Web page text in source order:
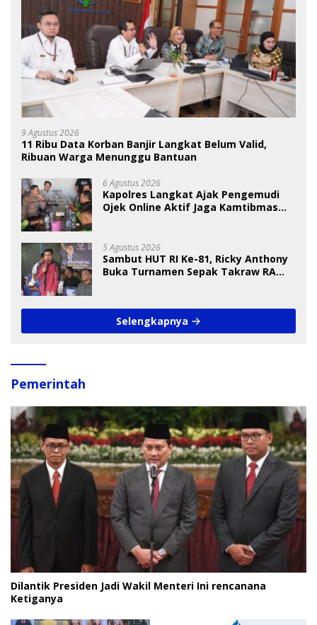
9 Agustus 2026
11 Ribu Data Korban Banjir Langkat Belum Valid,
Ribuan Warga Menunggu Bantuan
6 Agustus 2026
Kapolres Langkat Ajak Pengemudi
Ojek Online Aktif Jaga Kamtibmas
5 Agustus 2026
Sambut HUT RI Ke-81, Ricky Anthony
Buka Turnamen Sepak Takraw RA
Selengkapnya
Pemerintah
Dilantik Presiden Jadi Wakil Menteri Ini rencanana
Ketiganya